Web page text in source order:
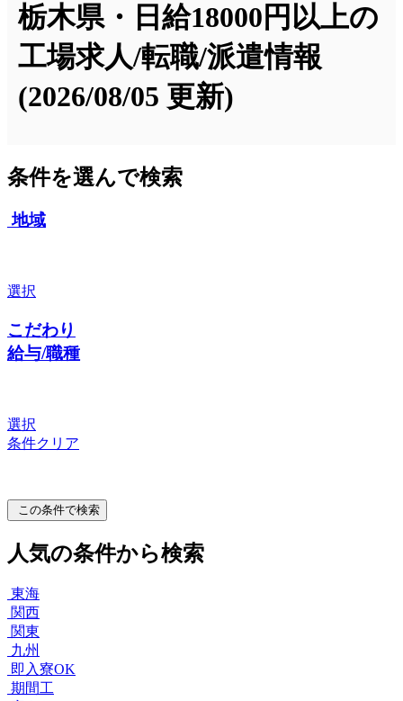
栃木県・日給18000円以上の
工場求人/転職/派遣情報
(2026/08/05 更新)
条件を選んで検索
地域
選択
こだわり
給与/職種
選択
条件クリア
この条件で検索
人気の条件から検索
東海
関西
関東
九州
即入寮OK
期間工